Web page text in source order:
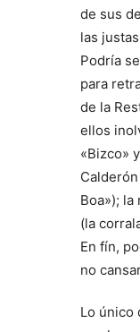
de sus
las
Podría
para
de la
ellos
«Bizco»
Boa»);
(la
En fín,
no
Lo único